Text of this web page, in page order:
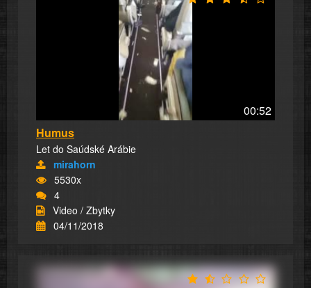
00:52
Humus
Let do Saúdské Arábie
mirahorn
5530x
4
Video / Zbytky
04/11/2018